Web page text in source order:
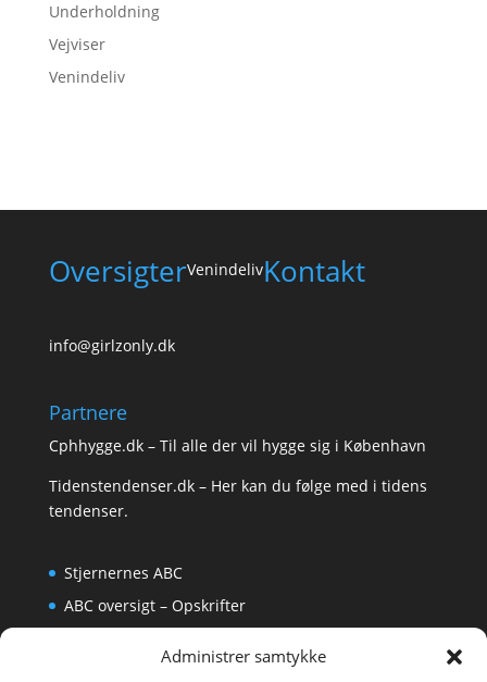
Administrer samtykke
Underholdning
Vejviser
Venindeliv
OversigterVenindelivKontakt
info@girlzonly.dk
Partnere
Cphhygge.dk– Til alle der vil hygge sig i København
Tidenstendenser.dk– Her kan du følge med i tidens
tendenser.
Stjernernes ABC
ABC oversigt – Opskrifter